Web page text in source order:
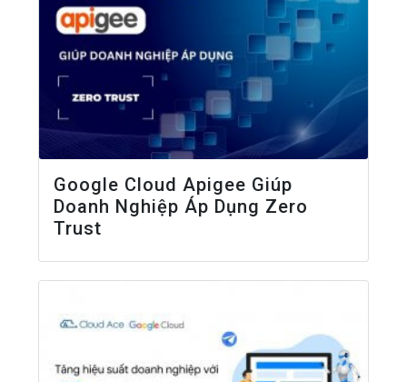
Google Cloud Apigee Giúp
Doanh Nghiệp Áp Dụng Zero
Trust